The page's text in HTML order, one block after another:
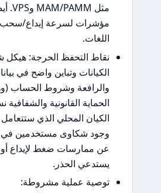
مثل MAM/PAMM وVPS. أيضاً توجد
لسرعة إيداع/سحب ودعم متعدد
التحفظ الحرجة: هيكل شركات متعدد
وتباين واضح في بيانات التراخيص
وشروط الحساب (وهذا يجعل
القانونية والشفافية نسبية وتعتمد على
المحلي الذي ستتعامل من خلاله).
شكاوى مستخدمين في بعض الحالات
ضغط لإيداع أو تأخير سحب
عملية مشروطة: